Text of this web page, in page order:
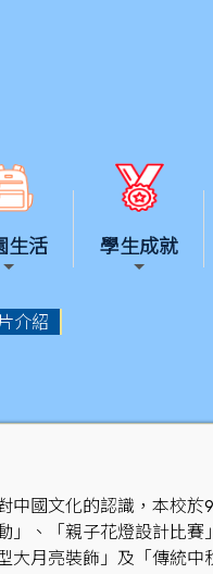
生活 學生成就
介紹
中國文化的認識，本校
」、「親子花燈設計比
大月亮裝飾」及「傳統